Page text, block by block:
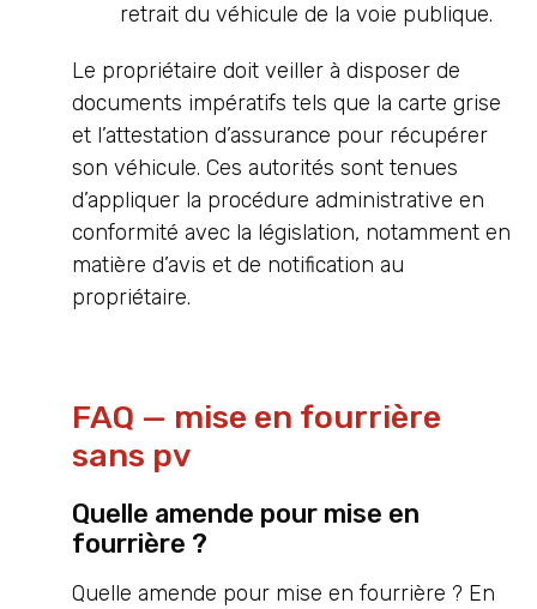
retrait du véhicule de la voie publique.
Le propriétaire doit veiller à disposer de
documents impératifs tels que la carte grise
et l’attestation d’assurance pour récupérer
son véhicule. Ces autorités sont tenues
d’appliquer la procédure administrative en
conformité avec la législation, notamment en
matière d’avis et de notification au
propriétaire.
FAQ — mise en fourrière
sans pv
Quelle amende pour mise en
fourrière ?
Quelle amende pour mise en fourrière ? En